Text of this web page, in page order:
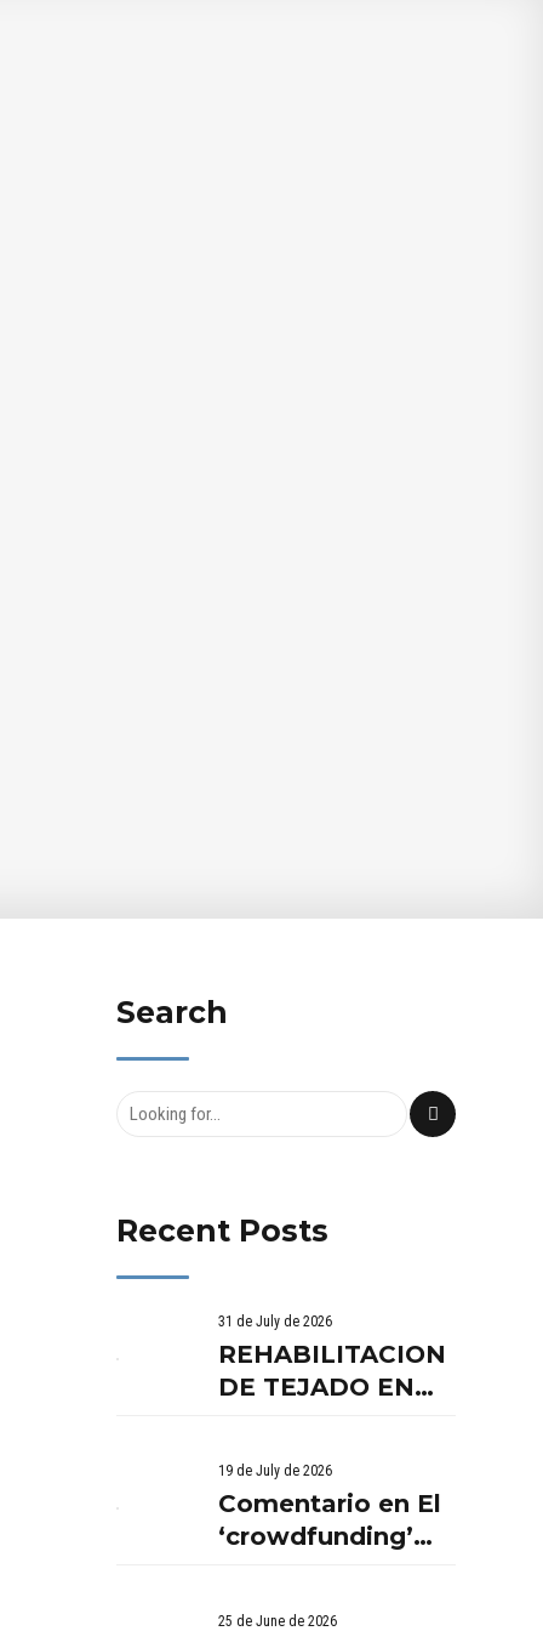
Search
Recent Posts
31 de July de 2026
REHABILITACION
DE TEJADO EN
19 de July de 2026
Comentario en El
‘crowdfunding’
25 de June de 2026